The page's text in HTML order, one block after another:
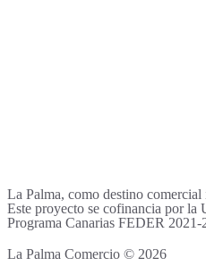
La Palma, como destino comercial
Este proyecto se cofinancia por la
Programa Canarias FEDER 2021-
La Palma Comercio © 2026